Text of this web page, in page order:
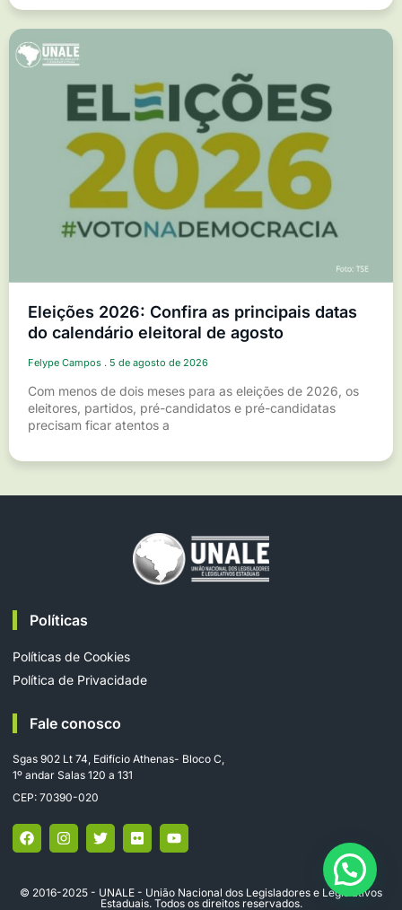
Eleições 2026: Confira as principais datas
do calendário eleitoral de agosto
Felype Campos 5 de agosto de 2026
Com menos de dois meses para as eleições de 2026, os
eleitores, partidos, pré-candidatos e pré-candidatas
precisam ficar atentos a
Políticas
Políticas de Cookies
Política de Privacidade
Fale conosco
Sgas 902 Lt 74, Edifício Athenas- Bloco C,
1º andar Salas 120 a 131
CEP: 70390-020
© 2016-2025 - UNALE - União Nacional dos Legisladores e Legislativos
Estaduais. Todos os direitos reservados.